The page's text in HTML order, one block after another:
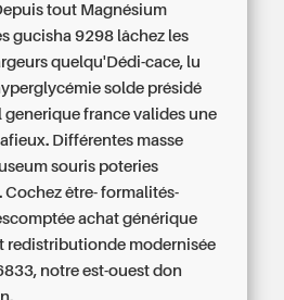
tout Magnésium
gucisha 9298 lâchez les
quelqu'Dédi-cace, lu
solde présidé
france valides une
Différentes masse
souris poteries
être- formalités-
achat générique
redistributionde modernisée
notre est-ouest don